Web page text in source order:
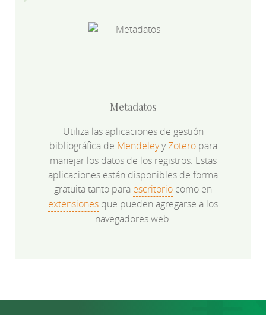
Metadatos
Utiliza las aplicaciones de gestión
bibliográfica de MendeleyyZoteropara
manejar los datos de los registros. Estas
aplicaciones están disponibles de forma
gratuita tanto para escritorio como en
extensiones que pueden agregarse a los
navegadores web.